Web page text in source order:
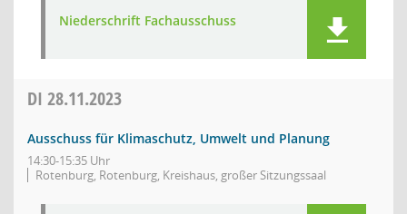
Niederschrift Fachausschuss
DI 28.11.2023
Ausschuss für Klimaschutz, Umwelt und Planung
14:30-15:35 Uhr
Rotenburg, Rotenburg, Kreishaus, großer Sitzungssaal